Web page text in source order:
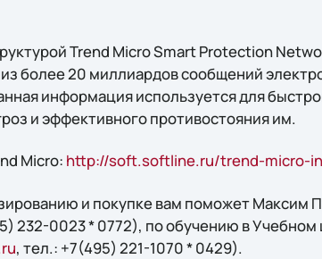
Trend Micro Smart Protection
более 20 миллиардов сообщений
информация используется для
и эффективного противостояния им.
Micro: http://soft.softline.ru/trend-micro-
и покупке вам поможет Максим
232-0023 * 0772), по обучению в
, тел.: +7(495) 221-1070 * 0429).